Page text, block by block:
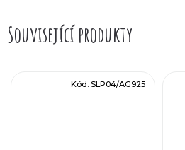
Související produkty
Kód: SLP04/AG925